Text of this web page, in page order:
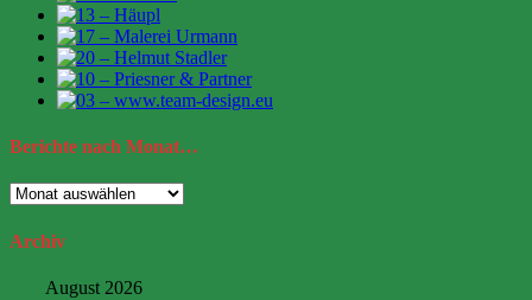
Berichte nach Monat…
Berichte
Monat…
Archiv
August 2026